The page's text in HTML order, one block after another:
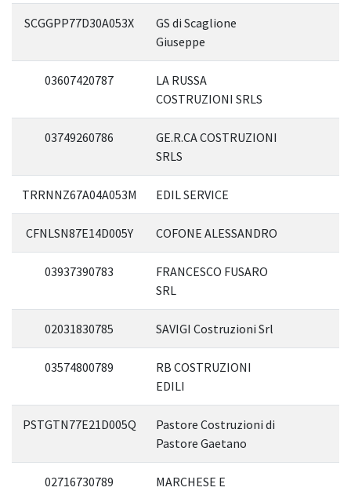
SCGGPP77D30A053X
GS di Scaglione
Giuseppe
03607420787
LA RUSSA
COSTRUZIONI SRLS
03749260786
GE.R.CA COSTRUZIONI
SRLS
TRRNNZ67A04A053M EDIL SERVICE
CFNLSN87E14D005Y COFONE ALESSANDRO
03937390783
FRANCESCO FUSARO
SRL
02031830785 SAVIGI Costruzioni Srl
03574800789
RB COSTRUZIONI
EDILI
PSTGTN77E21D005Q
Pastore Costruzioni di
Pastore Gaetano
02716730789
MARCHESE E